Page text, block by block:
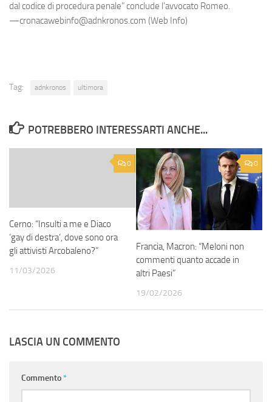
dal codice di procedura penale” conclude l’avvocato Romeo.
—cronacawebinfo@adnkronos.com (Web Info)
Tag: adnkronos ultimora
POTREBBERO INTERESSARTI ANCHE...
0
Cerno: “Insulti a me e Diaco
‘gay di destra’, dove sono ora
gli attivisti Arcobaleno?”
11/03/2026
0
Francia, Macron: “Meloni non
commenti quanto accade in
altri Paesi”
19/02/2026
LASCIA UN COMMENTO
Commento*